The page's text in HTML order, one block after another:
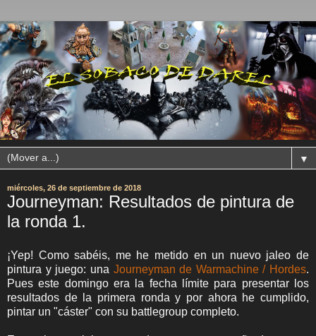
▼
miércoles, 26 de septiembre de 2018
Journeyman: Resultados de pintura de
la ronda 1.
¡Yep! Como sabéis, me he metido en un nuevo jaleo de
pintura y juego: una Journeyman de Warmachine / Hordes.
Pues este domingo era la fecha límite para presentar los
resultados de la primera ronda y por ahora he cumplido,
pintar un "cáster" con su battlegroup completo.